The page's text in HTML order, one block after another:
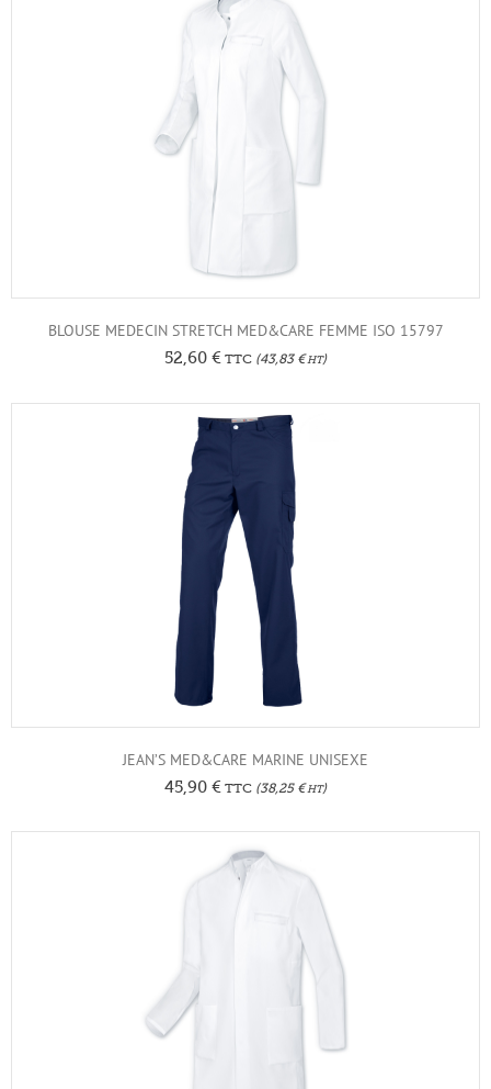
BLOUSE MEDECIN STRETCH MED&CARE FEMME ISO 15797
52,60 € TTC (43,83 €HT)
JEAN’S MED&CARE MARINE UNISEXE
45,90 € TTC (38,25 €HT)